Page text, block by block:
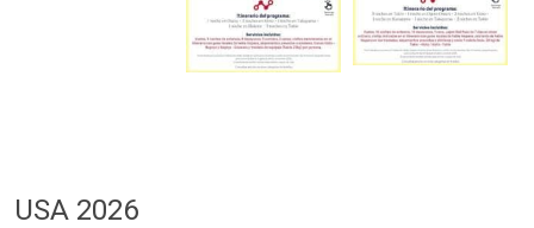
USA 2026